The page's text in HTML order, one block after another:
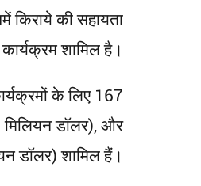
की सहायता
शामिल है।
के लिए 167
मिलियन डॉलर), और
डॉलर) शामिल हैं।